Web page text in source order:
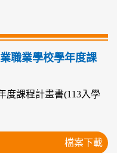
職業學校學年度課
度課程計畫書(113入學
檔案下載